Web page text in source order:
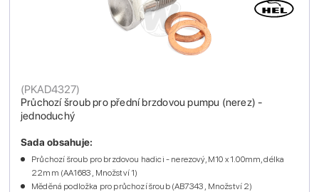
Průchozí šroub pro přední brzdovou pumpu (nerez) -
jednoduchý
(PKAD4327)
Sada obsahuje:
Průchozí šroub pro brzdovou hadici - nerezový, M10 x 1.00mm, délka
22mm (AA1683 , Množství 1)
Měděná podložka pro průchozí šroub (AB7343 , Množství 2)